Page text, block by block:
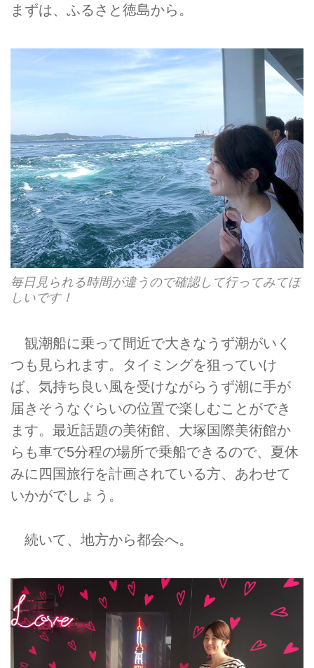
まずは、ふるさと徳島から。
毎日見られる時間が違うので確認して行ってみてほ
しいです！
観潮船に乗って間近で大きなうず潮がいく
つも見られます。タイミングを狙っていけ
ば、気持ち良い風を受けながらうず潮に手が
届きそうなぐらいの位置で楽しむことができ
ます。最近話題の美術館、大塚国際美術館か
らも車で5分程の場所で乗船できるので、夏休
みに四国旅行を計画されている方、あわせて
いかがでしょう。
続いて、地方から都会へ。